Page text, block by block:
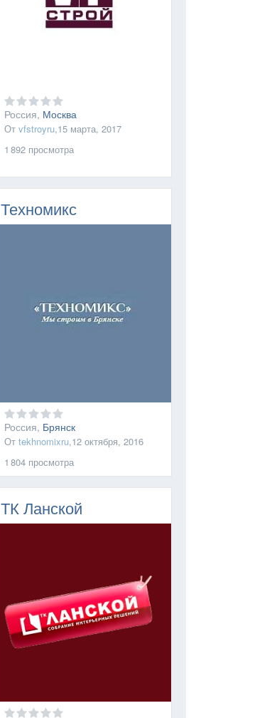
Россия, Москва
От vfstroyru,15 марта, 2017
1 892 просмотра
Техномикс
Россия, Брянск
От tekhnomixru,12 октября, 2016
1 804 просмотра
ТК Ланской